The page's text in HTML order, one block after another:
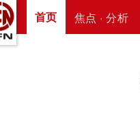
首页 焦点 · 分析